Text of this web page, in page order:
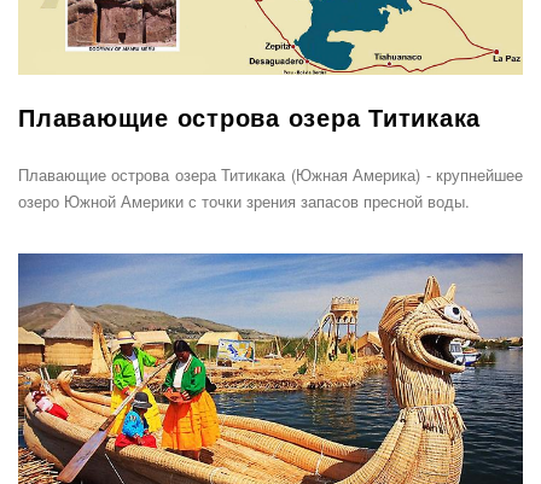
Плавающие острова озера Титикака
Плавающие острова озера Титикака (Южная Америка) - крупнейшее
озеро Южной Америки с точки зрения запасов пресной воды.